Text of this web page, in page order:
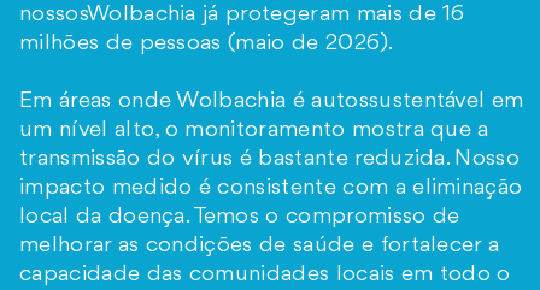
nossosWolbachia já protegeram mais de 16
milhões de pessoas (maio de 2026).
Em áreas onde Wolbachia é autossustentável em
um nível alto, o monitoramento mostra que a
transmissão do vírus é bastante reduzida. Nosso
impacto medido é consistente com a eliminação
local da doença. Temos o compromisso de
melhorar as condições de saúde e fortalecer a
capacidade das comunidades locais em todo o